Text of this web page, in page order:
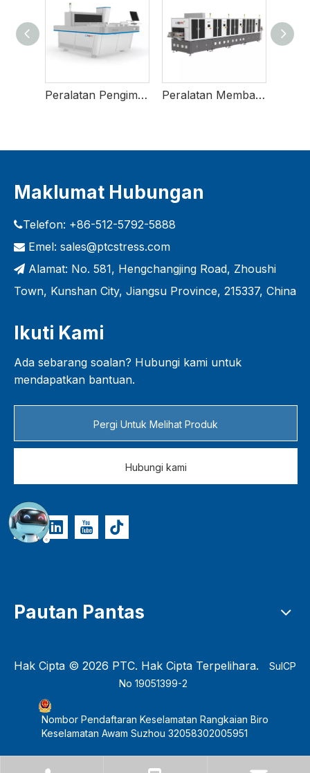
Peralatan Pengimejan Langsung Laser Peralatan Membaiki Filem Automatik AMB/DBC
Maklumat Hubungan
Telefon: +86-512-5792-5888
 Emel: sales@ptcstress.com
 Alamat: No. 581, Hengchangjing Road, Zhoushi
Town, Kunshan City, Jiangsu Province, 215337, China
Ikuti Kami
Ada sebarang soalan? Hubungi kami untuk
mendapatkan bantuan.
Pergi Untuk Melihat Produk
Hubungi kami
Pautan Pantas
Hak Cipta © 2026 PTC. Hak Cipta Terpelihara. SuICP
No 19051399-2
Nombor Pendaftaran Keselamatan Rangkaian Biro
Keselamatan Awam Suzhou 32058302005951